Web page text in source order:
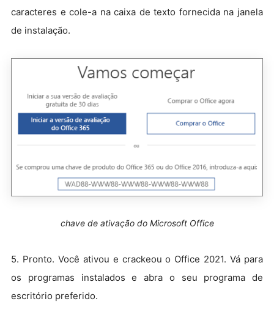
caracteres e cole-a na caixa de texto fornecida na janela
de instalação.
chave de ativação do Microsoft Office
5. Pronto. Você ativou e crackeou o Office 2021. Vá para
os programas instalados e abra o seu programa de
escritório preferido.